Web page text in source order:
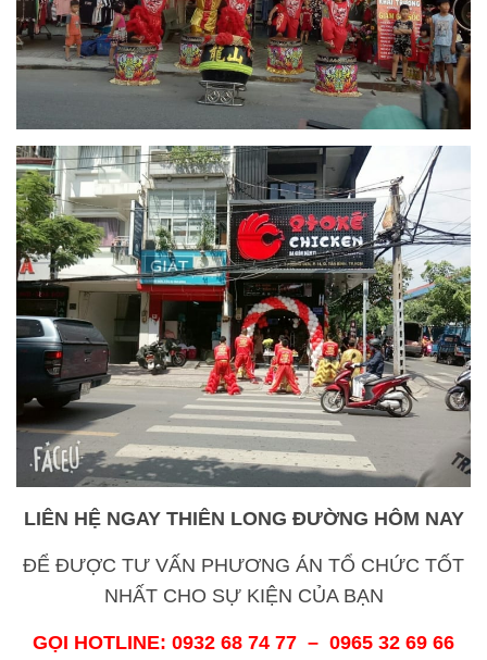
LIÊN HỆ NGAY THIÊN LONG ĐƯỜNG HÔM NAY
ĐỂ ĐƯỢC TƯ VẤN PHƯƠNG ÁN TỔ CHỨC TỐT
NHẤT CHO SỰ KIỆN CỦA BẠN
GỌI HOTLINE: 0932 68 74 77 – 0965 32 69 66